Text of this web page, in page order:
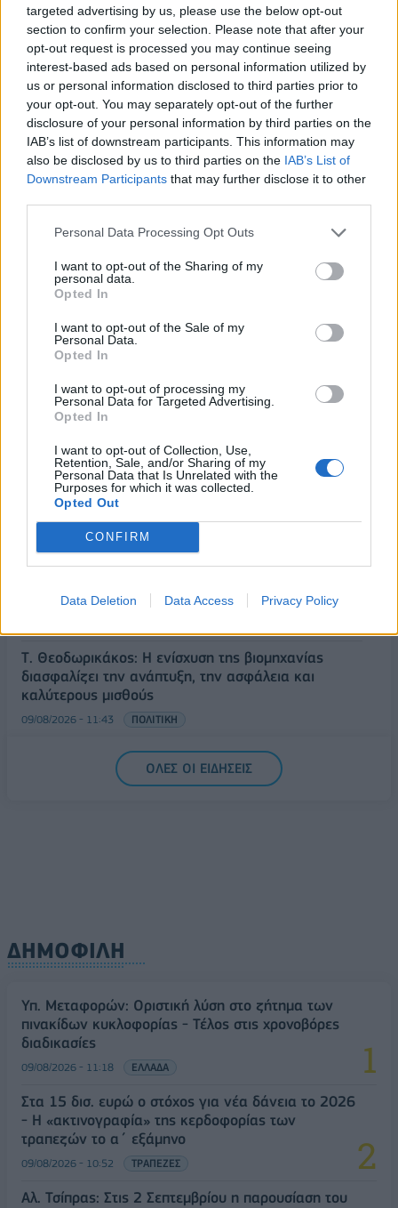
targeted advertising by us, please use the below opt-out
section to confirm your selection. Please note that after your
opt-out request is processed you may continue seeing
interest-based ads based on personal information utilized by
us or personal information disclosed to third parties prior to
your opt-out. You may separately opt-out of the further
disclosure of your personal information by third parties on the
IAB’s list of downstream participants. This information may
also be disclosed by us to third parties on the IAB’s List of
Downstream Participants that may further disclose it to other
Personal Data Processing Opt Outs
I want to opt-out of the Sharing of my
personal data.
Opted In
I want to opt-out of the Sale of my
Personal Data.
Opted In
I want to opt-out of processing my
Personal Data for Targeted Advertising.
Opted In
I want to opt-out of Collection, Use,
Retention, Sale, and/or Sharing of my
Personal Data that Is Unrelated with the
Purposes for which it was collected.
Opted Out
CONFIRM
Data Deletion Data Access Privacy Policy
Ε. Τουρνάς: Πάνω από 400 πυρκαγιές σε δέκα
ημέρες - Σε επιφυλακή ο κρατικός μηχανισμός
09/08/2026 - 14:17 ΠΟΛΙΤΙΚΗ
Εξαγωγές: Η Ελλάδα κερδίζει τους Ευρωπαίους
ανταγωνιστές – Άνοδος μεριδίων σε 9 από 11
κλάδους (Εθνική Τράπεζα)
09/08/2026 - 13:51 ΟΙΚΟΝΟΜΙΑ
ηλεκτρονική μορφή»
Γερμανία: Το Βερολίνο θα επεκτείνει την έρευνα για
αεροδρόμιο
09/08/2026 - 12:57
Αυξημένη η επιβατική κίνηση από το λιμάνι του
Πειραιά – Περίπου 60.000 ταξίδεψαν Παρασκευή
και Σάββατο
09/08/2026 - 12:33 ΕΛΛΑΔΑ
Από τη Δυτική Αττική στη Νότια Γαλλία : Οι εμπειρίες
Ελλήνων και Γάλλων πυροσβεστών από τα πύρινα
μέτωπα
ψαράδες ο αλιευτικός τουρισμός
Τ. Θεοδωρικάκος: Η ενίσχυση της βιομηχανίας
διασφαλίζει την ανάπτυξη, την ασφάλεια και
καλύτερους μισθούς
09/08/2026 - 11:43 ΠΟΛΙΤΙΚΗ
Υπ. Μεταφορών: Οριστική λύση στο ζήτημα των
πινακίδων κυκλοφορίας - Τέλος στις χρονοβόρες
ΟΛΕΣ ΟΙ ΕΙΔΗΣΕΙΣ
ΔΗΜΟΦΙΛΗ
Υπ. Μεταφορών: Οριστική λύση στο ζήτημα των
πινακίδων κυκλοφορίας - Τέλος στις χρονοβόρες
διαδικασίες
09/08/2026 - 11:18 ΕΛΛΑΔΑ
Στα 15 δισ. ευρώ ο στόχος για νέα δάνεια το 2026
- Η «ακτινογραφία» της κερδοφορίας των
τραπεζών το α΄ εξάμηνο
09/08/2026 - 10:52 ΤΡΑΠΕΖΕΣ
Αλ. Τσίπρας: Στις 2 Σεπτεμβρίου η παρουσίαση του